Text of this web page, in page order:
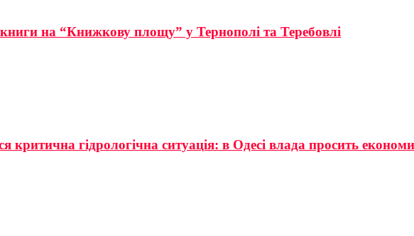
на “Книжкову площу” у Тернополі та Теребовлі
критична гідрологічна ситуація: в Одесі влада просить